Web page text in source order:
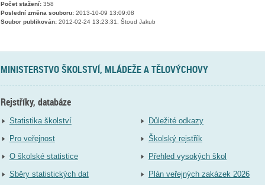
Počet stažení:358
Poslední změna souboru:2013-10-09 13:09:08
Soubor publikován:2012-02-24 13:23:31, Štoud Jakub
MINISTERSTVO ŠKOLSTVÍ, MLÁDEŽE A TĚLOVÝCHOVY
Rejstříky, databáze
Statistika školství
Pro veřejnost
O školské statistice
Sběry statistických dat
Důležité odkazy
Školský rejstřík
Přehled vysokých škol
Plán veřejných zakázek 2026